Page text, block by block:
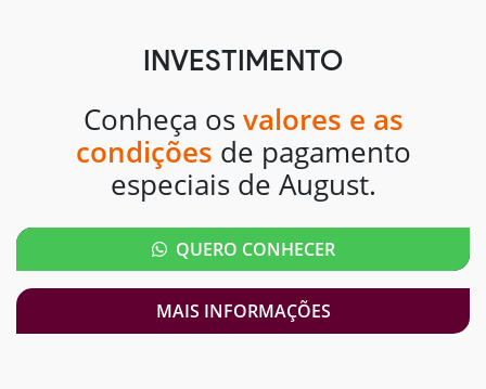
INVESTIMENTO
Conheça os valores e as
condições de pagamento
especiais de August.
QUERO CONHECER
MAIS INFORMAÇÕES